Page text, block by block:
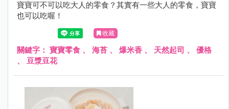
寶寶可不可以吃大人的零食？其實有一些大人的零食，寶寶
也可以吃喔！
收藏
關鍵字： 寶寶零食 、 海苔 、 爆米香 、 天然起司 、 優格
、 豆漿豆花